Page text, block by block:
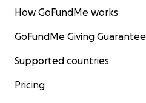
How GoFundMe works
GoFundMe Giving Guarantee
Supported countries
Pricing